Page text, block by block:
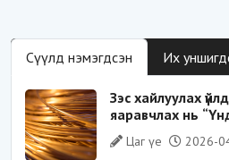
Сүүлд нэмэгдсэн Их
Зэс хайлуулах
яаравчлах нь
байдал“-д
Цаг үе 2026-